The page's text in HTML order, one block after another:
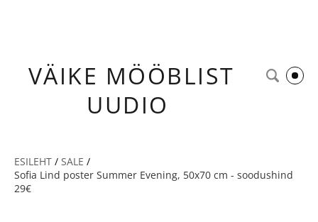
VÄIKE MÖÖBLIST
UUDIO
ESILEHT / SALE /
Sofia Lind poster Summer Evening, 50x70 cm - soodushind
29€